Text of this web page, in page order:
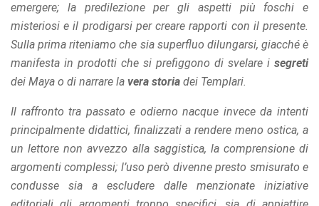
emergere; la predilezione per gli aspetti più foschi e
misteriosi e il prodigarsi per creare rapporti con il presente.
Sulla prima riteniamo che sia superfluo dilungarsi, giacché è
manifesta in prodotti che si prefiggono di svelare i segreti
dei Maya o di narrare la vera storia dei Templari.
Il raffronto tra passato e odierno nacque invece da intenti
principalmente didattici, finalizzati a rendere meno ostica, a
un lettore non avvezzo alla saggistica, la comprensione di
argomenti complessi; l’uso però divenne presto smisurato e
condusse sia a escludere dalle menzionate iniziative